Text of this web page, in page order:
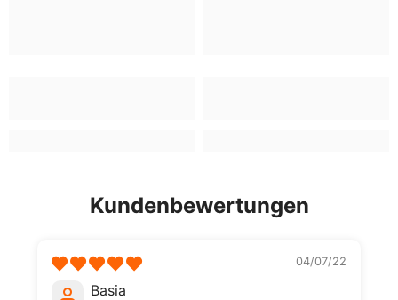
Kundenbewertungen
04/07/22
Basia